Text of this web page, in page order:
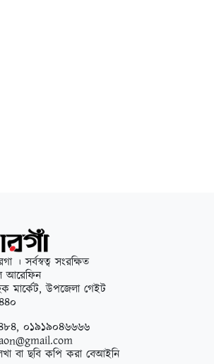
। সর্বস্বত্ব সংরক্ষিত
আরেফিন
মার্কেট, উপজেলা গেইট
০১৯১৯০৪৬৬৬৬
বা ছবি কপি করা বেআইনি